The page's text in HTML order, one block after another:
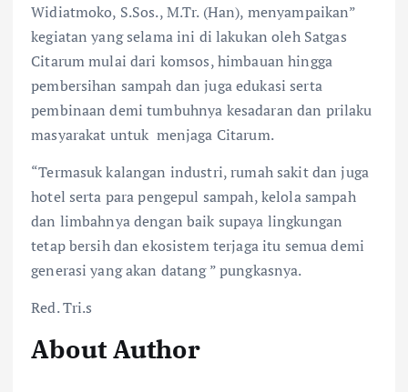
Widiatmoko, S.Sos., M.Tr. (Han), menyampaikan”
kegiatan yang selama ini di lakukan oleh Satgas
Citarum mulai dari komsos, himbauan hingga
pembersihan sampah dan juga edukasi serta
pembinaan demi tumbuhnya kesadaran dan prilaku
masyarakat untuk menjaga Citarum.
“Termasuk kalangan industri, rumah sakit dan juga
hotel serta para pengepul sampah, kelola sampah
dan limbahnya dengan baik supaya lingkungan
tetap bersih dan ekosistem terjaga itu semua demi
generasi yang akan datang ” pungkasnya.
Red. Tri.s
About Author